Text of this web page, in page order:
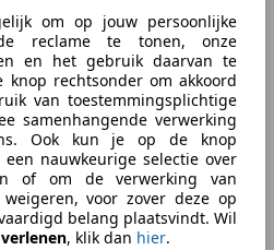
om op jouw persoonlijke
reclame te tonen, onze
en het gebruik daarvan te
knop rechtsonder om akkoord
van toestemmingsplichtige
samenhangende verwerking
Ook kun je op de knop
nauwkeurige selectie over
of om de verwerking van
weigeren, voor zover deze op
belang plaatsvindt. Wil
, klik dan hier.